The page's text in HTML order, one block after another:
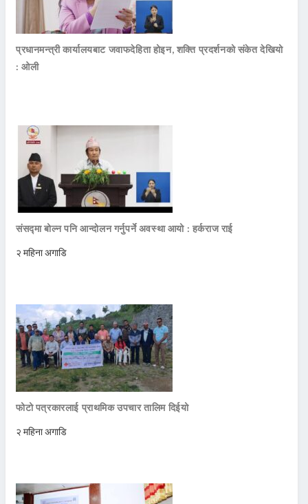
प्रधानमन्त्री कार्यालयबाट जवाफदेहिता होइन, शक्ति प्रदर्शनको संकेत देखियो
: ओली
संसद्मा बोल्न पनि आन्दोलन गर्नुपर्ने अवस्था आयो : हर्कराज राई
२ महिना अगाडि
फोटो पत्रकारलाई प्राथमिक उपचार तालिम दिईयो
२ महिना अगाडि